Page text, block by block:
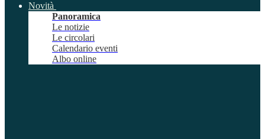
Novità
Panoramica
Le notizie
Le circolari
Calendario eventi
Albo online